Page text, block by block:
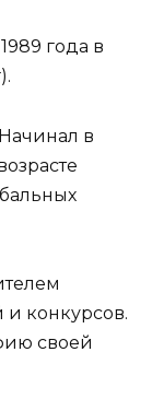
года в
в
и конкурсов.
своей